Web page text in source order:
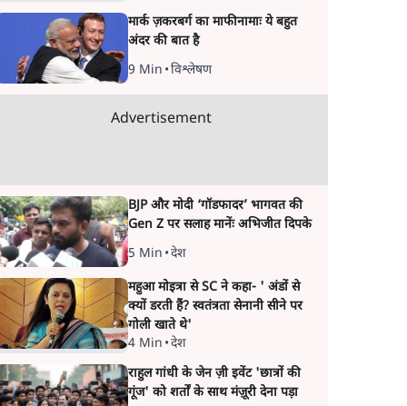
मार्क ज़करबर्ग का माफीनामाः ये बहुत
अंदर की बात है
9 Min •विश्लेषण
Advertisement
BJP और मोदी ‘गॉडफादर’ भागवत की
Gen Z पर सलाह मानेंः अभिजीत दिपके
5 Min •देश
महुआ मोइत्रा से SC ने कहा- ' अंडों से
क्यों डरती हैं? स्वतंत्रता सेनानी सीने पर
गोली खाते थे'
4 Min •देश
राहुल गांधी के जेन ज़ी इवेंट 'छात्रों की
गूंज' को शर्तों के साथ मंज़ूरी देना पड़ा